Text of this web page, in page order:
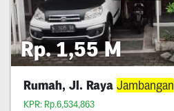
Rp. 1,55 M
Rumah, Jl. Raya Jambangan
KPR: Rp.6,534,863